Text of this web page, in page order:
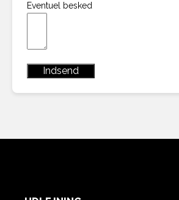
Eventuel besked
Indsend